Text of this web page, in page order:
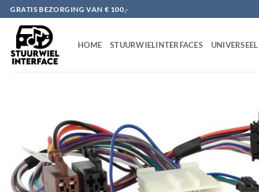
Ga
naar
inhoud
GRATIS BEZORGING VAN € 100,-
HOME STUURWIELINTERFACES UNIVERSEEL